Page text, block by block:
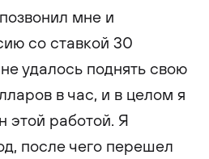
мне и
со ставкой 30
удалось поднять свою
в час, и в целом я
этой работой. Я
после чего перешел